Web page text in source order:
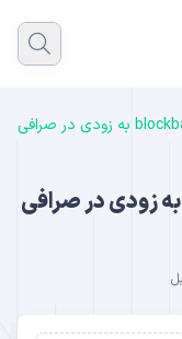
بلاک بنک blockbank (BBANK) به زودی در صرافی
بلاک بنک blockbank (BBANK) به زودی در صرافی